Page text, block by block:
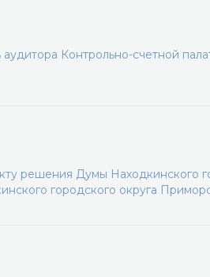
Контрольно-счетной
решения Думы Находкинского
городского округа